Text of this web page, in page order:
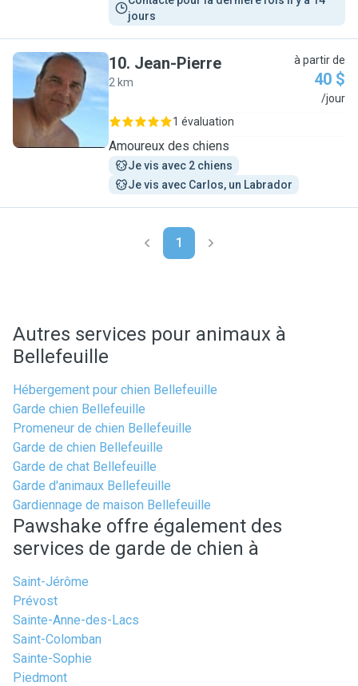
jours
J
10. Jean-Pierre
2 km
à partir de
40 $
/jour
1 évaluation
Amoureux des chiens
Je vis avec 2 chiens
Je vis avec Carlos, un Labrador
1
Autres services pour animaux à
Bellefeuille
Hébergement pour chien Bellefeuille
Garde chien Bellefeuille
Promeneur de chien Bellefeuille
Garde de chien Bellefeuille
Garde de chat Bellefeuille
Garde d'animaux Bellefeuille
Gardiennage de maison Bellefeuille
Pawshake offre également des
services de garde de chien à
Saint-Jérôme
Prévost
Sainte-Anne-des-Lacs
Saint-Colomban
Sainte-Sophie
Piedmont